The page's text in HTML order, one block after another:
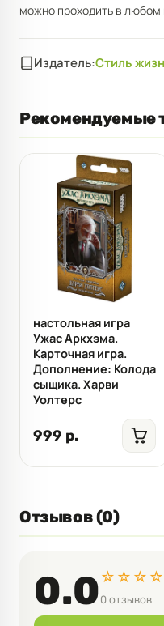
можно проходить в любом
Издатель:Стиль
Рекомендуемые
настольная игра
Ужас Аркхэма.
Карточная игра.
Дополнение: Колода
сыщика. Харви
Уолтерс
999 р.
Отзывов (0)
0.00 отзывов